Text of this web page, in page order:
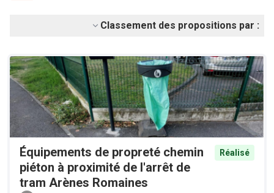
Classement des propositions par :
Équipements de propreté chemin
piéton à proximité de l'arrêt de
tram Arènes Romaines
Réalisé